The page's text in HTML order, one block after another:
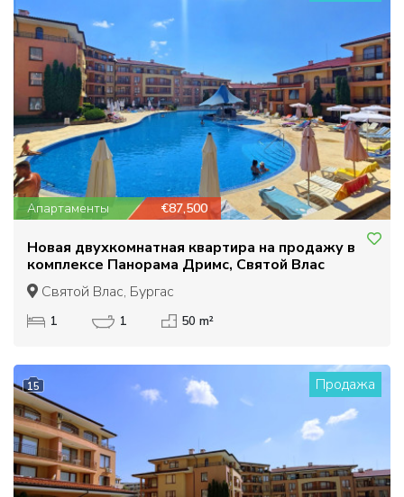
Апартаменты €87,500
Новая двухкомнатная квартира на продажу в
комплексе Панорама Дримс, Святой Влас
Святой Влас, Бургас
1 1 50 m²
15 Продажа